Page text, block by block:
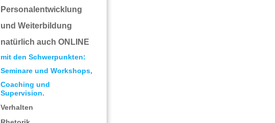
Personalentwicklung
und Weiterbildung
natürlich auch ONLINE
mit den Schwerpunkten:
Seminare und Workshops,
Coaching und
Supervision.
Verhalten